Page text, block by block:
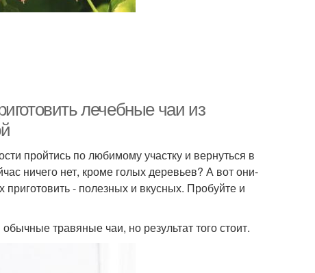
лечебные чаи из
пройтись по любимому участку и вернуться в
ничего нет, кроме голых деревьев? А вот они-
- полезных и вкусных. Пробуйте и
травяные чаи, но результат того стоит.